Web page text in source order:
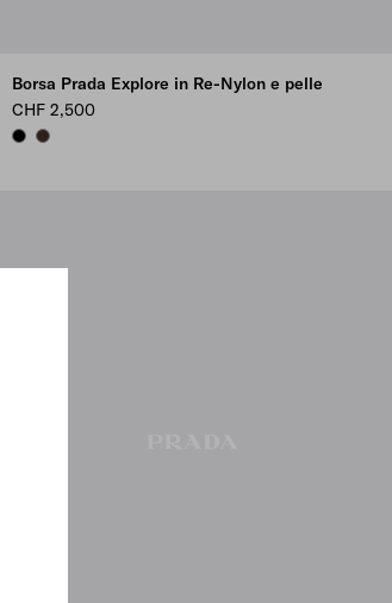
Borsa Prada Explore in Re-Nylon e pelle
CHF 2,500
BLACKSIENNA